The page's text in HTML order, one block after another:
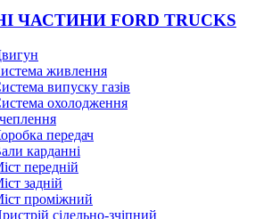
ЧАСТИНИ FORD TRUCKS
живлення
випуску газів
охолодження
передач
карданні
передній
задній
проміжний
сідельно-зчіпний